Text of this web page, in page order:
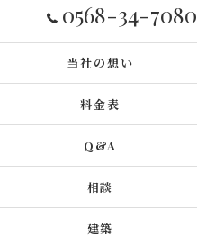
0568-34-7080
当社の想い
料金表
Q&A
相談
建築